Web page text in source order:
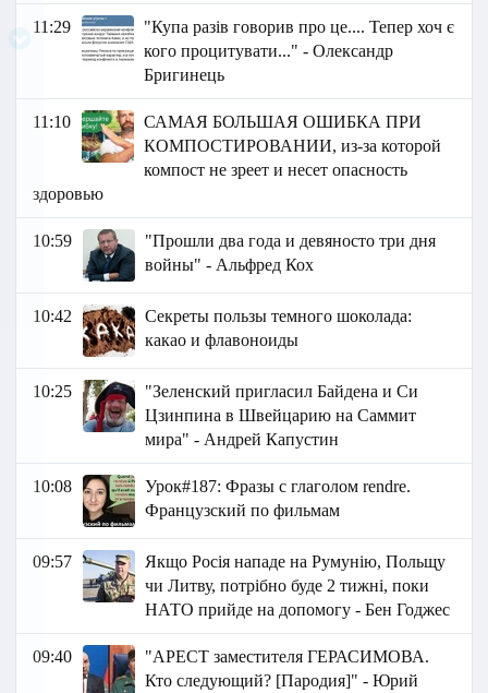
11:29
"Купа разів говорив про це.... Тепер хоч є
кого процитувати..." - Олександр
Бригинець
11:10
САМАЯ БОЛЬШАЯ ОШИБКА ПРИ
КОМПОСТИРОВАНИИ, из-за которой
компост не зреет и несет опасность
здоровью
10:59
"Прошли два года и девяносто три дня
войны" - Альфред Кох
10:42
Секреты пользы темного шоколада:
какао и флавоноиды
10:25
"Зеленский пригласил Байдена и Си
Цзинпина в Швейцарию на Саммит
мира" - Андрей Капустин
10:08
Урок#187: Фразы с глаголом rendre.
Французский по фильмам
09:57
Якщо Росія нападе на Румунію, Польщу
чи Литву, потрібно буде 2 тижні, поки
НАТО прийде на допомогу - Бен Годжес
09:40
"АРЕСТ заместителя ГЕРАСИМОВА.
Кто следующий? [Пародия]" - Юрий